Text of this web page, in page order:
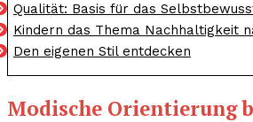
Qualität: Basis für das
Kindern das Thema Nachhaltigkeit
Den eigenen Stil entdecken
Modische Orientierung